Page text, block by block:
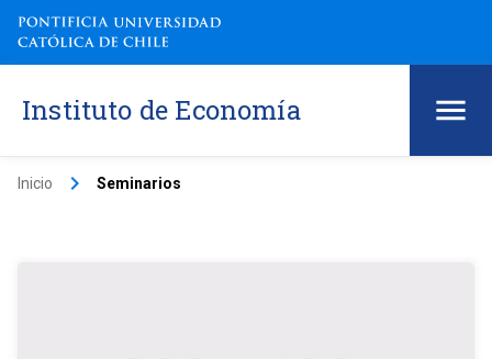
Instituto de Economía
Inicio keyboard_arrow_right Seminarios